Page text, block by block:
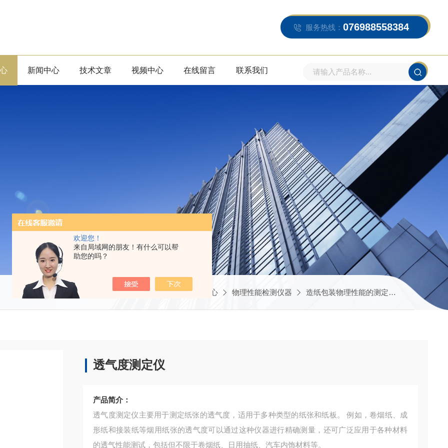
欢迎您！
来自局域网的朋友！有什么可以帮
助您的吗？
服务热线： 076988558384
新闻中心 技术文章 视频中心 在线留言 联系我们
当前位置：首页 产品中心 物理性能检测仪器 造纸包装物理性能的测定 透气度测定仪
透气度测定仪
产品简介：
透气度测定仪主要用于测定纸张的透气度，适用于多种类型的纸张和纸板。‌ 例如，卷烟纸、成
形纸和接装纸等烟用纸张的透气度可以通过这种仪器进行精确测量‌，还可广泛应用于各种材料
的透气性能测试，包括但不限于卷烟纸、日用抽纸、汽车内饰材料等。